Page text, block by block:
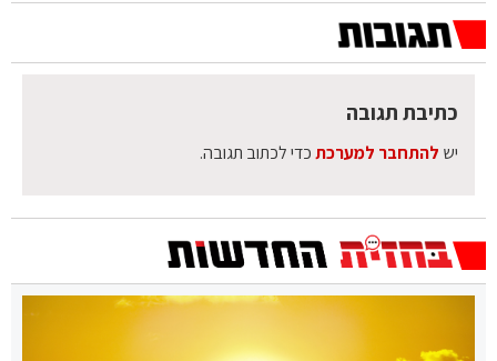
כתיבת תגובה
יש להתחבר למערכתכדי לכתוב תגובה.